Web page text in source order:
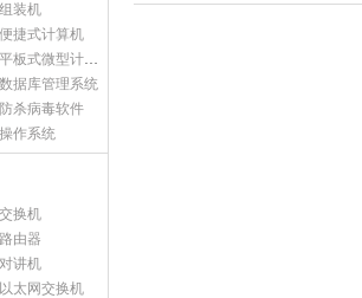
组装机
便捷式计算机
平板式微型计算机
数据库管理系统
防杀病毒软件
操作系统
交换机
路由器
对讲机
以太网交换机